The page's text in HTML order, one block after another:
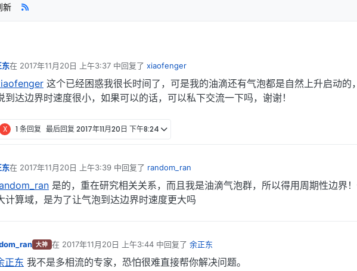
新
东在 2017年11月20日 上午3:37 中回复了 xiaofenger
最后由 编辑
这个已经困惑我很长时间了，可是我的油滴还有气泡都是自然上升启动的
到达边界时速度很小，如果可以的话，可以私下交流一下吗，谢谢！
X 1 条回复 最后回复 2017年11月20日 下午8:24
东在 2017年11月20日 上午3:39 中回复了 random_ran
最后由 编辑
是的，重在研究相关关系，而且我是油滴气泡群，所以得用周期性边界
计算域，是为了让气泡到达边界时速度更大吗
大神 在 2017年11月20日 上午3:44中回复了 余正东
最后由 编辑
正东 我不是多相流的专家，恐怕很难直接帮你解决问题。